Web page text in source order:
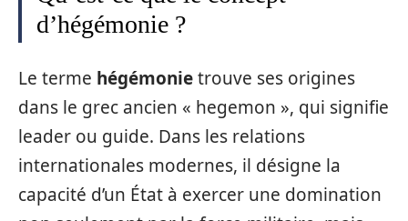
d’hégémonie ?
Le terme hégémonietrouve ses origines
dans le grec ancien « hegemon », qui signifie
leader ou guide. Dans les relations
internationales modernes, il désigne la
capacité d’un État à exercer une domination